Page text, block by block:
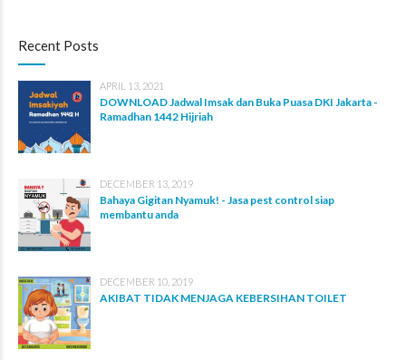
Recent Posts
APRIL 13, 2021
DOWNLOAD Jadwal Imsak dan Buka Puasa DKI Jakarta -
Ramadhan 1442 Hijriah
DECEMBER 13, 2019
Bahaya Gigitan Nyamuk! - Jasa pest control siap
membantu anda
DECEMBER 10, 2019
AKIBAT TIDAK MENJAGA KEBERSIHAN TOILET